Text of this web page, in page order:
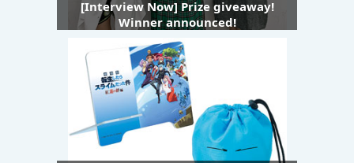
[Interview Now] Prize giveaway!
Winner announced!